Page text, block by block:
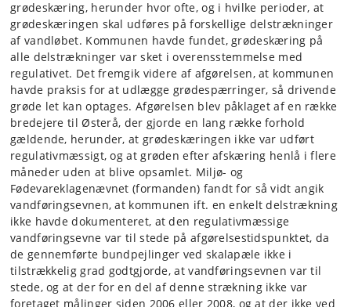
grødeskæring, herunder hvor ofte, og i hvilke perioder, at
grødeskæringen skal udføres på forskellige delstrækninger
af vandløbet. Kommunen havde fundet, grødeskæring på
alle delstrækninger var sket i overensstemmelse med
regulativet. Det fremgik videre af afgørelsen, at kommunen
havde praksis for at udlægge grødespærringer, så drivende
grøde let kan optages. Afgørelsen blev påklaget af en række
bredejere til Østerå, der gjorde en lang række forhold
gældende, herunder, at grødeskæringen ikke var udført
regulativmæssigt, og at grøden efter afskæring henlå i flere
måneder uden at blive opsamlet. Miljø- og
Fødevareklagenævnet (formanden) fandt for så vidt angik
vandføringsevnen, at kommunen ift. en enkelt delstrækning
ikke havde dokumenteret, at den regulativmæssige
vandføringsevne var til stede på afgørelsestidspunktet, da
de gennemførte bundpejlinger ved skalapæle ikke i
tilstrækkelig grad godtgjorde, at vandføringsevnen var til
stede, og at der for en del af denne strækning ikke var
foretaget målinger siden 2006 eller 2008, og at der ikke ved